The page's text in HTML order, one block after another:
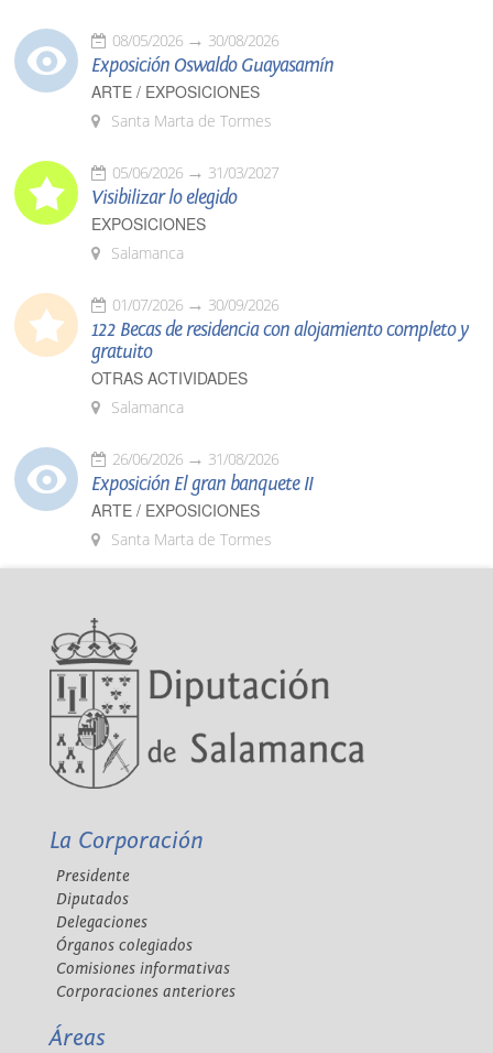
08/05/2026 30/08/2026
Exposición Oswaldo Guayasamín
ARTE / EXPOSICIONES
Santa Marta de Tormes
05/06/2026 31/03/2027
Visibilizar lo elegido
EXPOSICIONES
Salamanca
01/07/2026 30/09/2026
122 Becas de residencia con alojamiento completo y
gratuito
OTRAS ACTIVIDADES
Salamanca
26/06/2026 31/08/2026
Exposición El gran banquete II
ARTE / EXPOSICIONES
Santa Marta de Tormes
La Corporación
Presidente
Diputados
Delegaciones
Órganos colegiados
Comisiones informativas
Corporaciones anteriores
Áreas